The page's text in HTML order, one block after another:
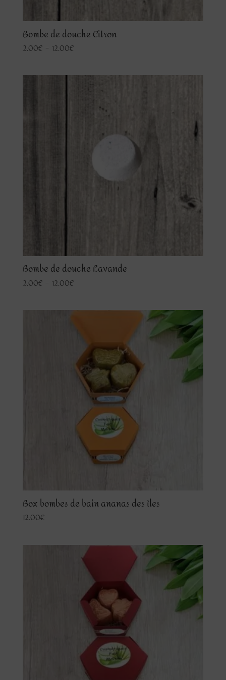
Bombe de douche Citron
2.00€ – 12.00€Plage
Bombe de douche Lavande
2.00€ – 12.00€Plage
à
12.00€
Box bombes de bain ananas des îles
12.00€